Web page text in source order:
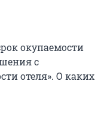
окупаемости
с
отеля». О каких